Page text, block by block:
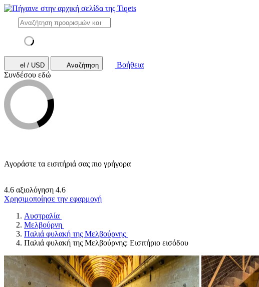
el / USD Αναζήτηση
Βοήθεια
Συνδέσου εδώ
Αγοράστε τα εισιτήριά σας πιο γρήγορα
4.6 αξιολόγηση 4.6
Χρησιμοποίησε την εφαρμογή
Αυστραλία
Μελβούρνη
Παλιά φυλακή της Μελβούρνης
Παλιά φυλακή της Μελβούρνης: Εισιτήριο εισόδου